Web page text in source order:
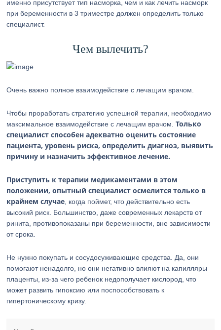
именно присутствует тип насморка, чем и как лечить насморк
при беременности в 3 триместре должен определить только
специалист.
Чем вылечить?
Очень важно полное взаимодействие с лечащим врачом.
Чтобы проработать стратегию успешной терапии, необходимо
максимальное взаимодействие с лечащим врачом.Только
специалист способен адекватно оценить состояние
пациента, уровень риска, определить диагноз, выявить
причину и назначить эффективное лечение.
Приступить к терапии медикаментами в этом
положении, опытный специалист осмелится только в
крайнем случае , когда поймет, что действительно есть
высокий риск. Большинство, даже современных лекарств от
ринита, противопоказаны при беременности, вне зависимости
от срока.
Не нужно покупать и сосудосуживающие средства. Да, они
помогают ненадолго, но они негативно влияют на капилляры
плаценты, из-за чего ребенок недополучает кислород, что
может развить гипоксию или поспособствовать к
гипертоническому кризу.